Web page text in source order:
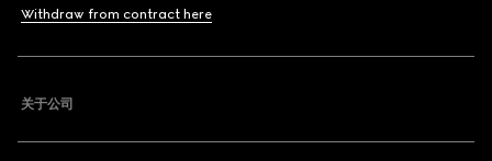
Withdraw from contract here
关于公司